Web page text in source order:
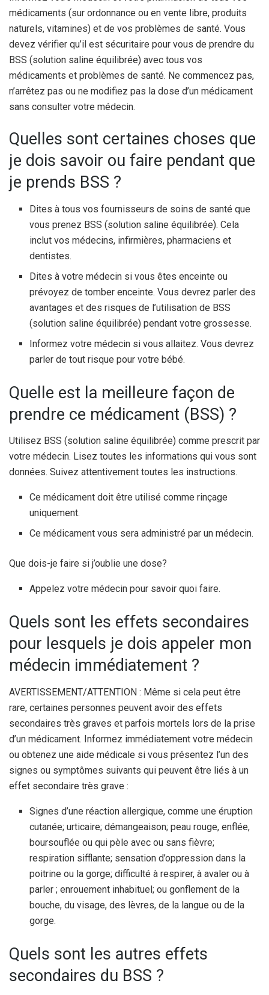
médicaments (sur ordonnance ou en vente libre, produits
naturels, vitamines) et de vos problèmes de santé. Vous
devez vérifier qu’il est sécuritaire pour vous de prendre du
BSS (solution saline équilibrée) avec tous vos
médicaments et problèmes de santé. Ne commencez pas,
n’arrêtez pas ou ne modifiez pas la dose d’un médicament
sans consulter votre médecin.
Quelles sont certaines choses que
je dois savoir ou faire pendant que
je prends BSS ?
Dites à tous vos fournisseurs de soins de santé que
vous prenez BSS (solution saline équilibrée). Cela
inclut vos médecins, infirmières, pharmaciens et
dentistes.
Dites à votre médecin si vous êtes enceinte ou
prévoyez de tomber enceinte. Vous devrez parler des
avantages et des risques de l’utilisation de BSS
(solution saline équilibrée) pendant votre grossesse.
Informez votre médecin si vous allaitez. Vous devrez
parler de tout risque pour votre bébé.
Quelle est la meilleure façon de
prendre ce médicament (BSS) ?
Utilisez BSS (solution saline équilibrée) comme prescrit par
votre médecin. Lisez toutes les informations qui vous sont
données. Suivez attentivement toutes les instructions.
Ce médicament doit être utilisé comme rinçage
uniquement.
Ce médicament vous sera administré par un médecin.
Que dois-je faire si j’oublie une dose?
Appelez votre médecin pour savoir quoi faire.
Quels sont les effets secondaires
pour lesquels je dois appeler mon
médecin immédiatement ?
AVERTISSEMENT/ATTENTION : Même si cela peut être
rare, certaines personnes peuvent avoir des effets
secondaires très graves et parfois mortels lors de la prise
d’un médicament. Informez immédiatement votre médecin
ou obtenez une aide médicale si vous présentez l’un des
signes ou symptômes suivants qui peuvent être liés à un
effet secondaire très grave :
Signes d’une réaction allergique, comme une éruption
cutanée; urticaire; démangeaison; peau rouge, enflée,
boursouflée ou qui pèle avec ou sans fièvre;
respiration sifflante; sensation d’oppression dans la
poitrine ou la gorge; difficulté à respirer, à avaler ou à
parler ; enrouement inhabituel; ou gonflement de la
bouche, du visage, des lèvres, de la langue ou de la
gorge.
Quels sont les autres effets
secondaires du BSS ?